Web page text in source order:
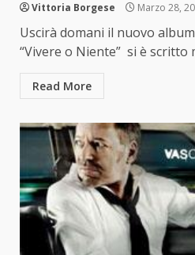
Vittoria Borgese Marzo 28,
Uscirà domani il nuovo album
“Vivere o Niente” si è scritto
Read More